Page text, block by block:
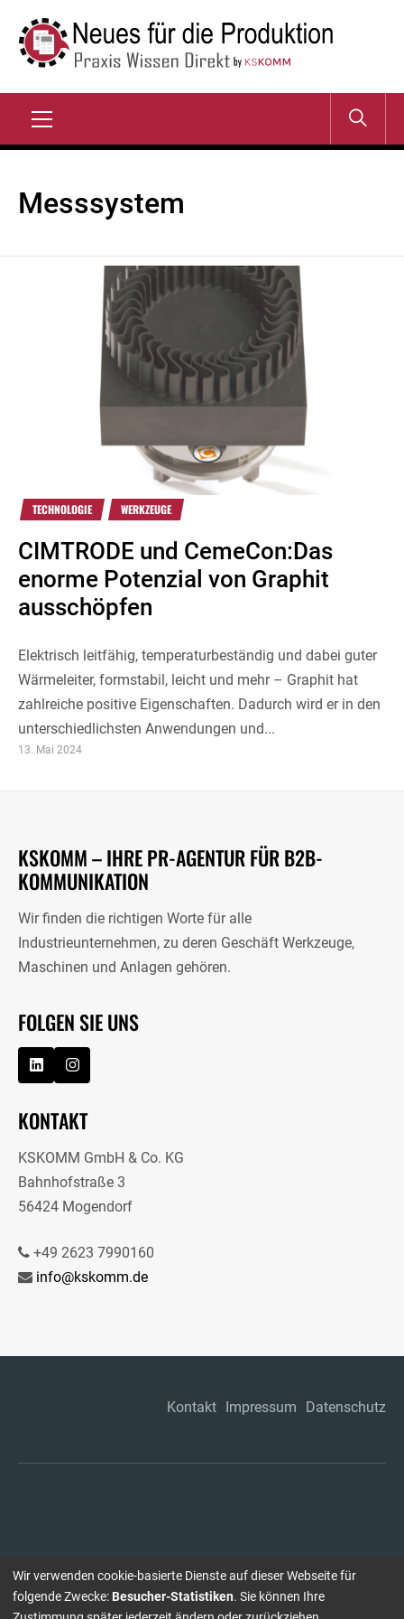
Inhalt
springen
NEUES FÜR DIE
PRODUKTION
Messsystem
TECHNOLOGIE WERKZEUGE
CIMTRODE und CemeCon:Das
enorme Potenzial von Graphit
ausschöpfen
Elektrisch leitfähig, temperaturbeständig und dabei guter
Wärmeleiter, formstabil, leicht und mehr – Graphit hat
zahlreiche positive Eigenschaften. Dadurch wird er in den
unterschiedlichsten Anwendungen und...
13. Mai 2024
KSKOMM – IHRE PR-AGENTUR FÜR B2B-
KOMMUNIKATION
Wir finden die richtigen Worte für alle
Industrieunternehmen, zu deren Geschäft Werkzeuge,
Maschinen und Anlagen gehören.
FOLGEN SIE UNS
KONTAKT
KSKOMM GmbH & Co. KG
Bahnhofstraße 3
56424 Mogendorf
+49 2623 7990160
info@kskomm.de
Kontakt Impressum Datenschutz
Wir verwenden cookie-basierte Dienste auf dieser Webseite für
folgende Zwecke: Besucher-Statistiken. Sie können Ihre